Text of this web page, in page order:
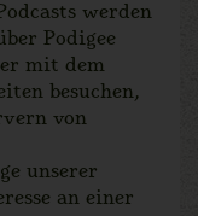
werden
Podigee
mit dem
besuchen,
von
unserer
an einer